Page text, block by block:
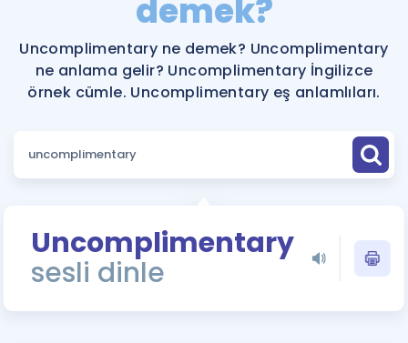
Faydalı Araçlar
Ücretsiz Kaynaklar
Puan Hesaplama
ÖSYM Sınav Takvimi
Kampanyalar
Blog
İngilizce Gramer
demek?
Uncomplimentary ne demek? Uncomplimentary
ne anlama gelir? Uncomplimentary İngilizce
örnek cümle. Uncomplimentary eş anlamlıları.
Uncomplimentary
sesli dinle